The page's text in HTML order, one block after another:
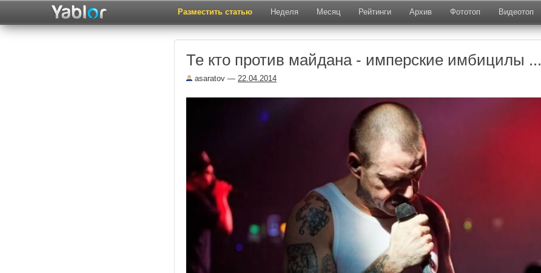
Разместить статью Неделя Месяц Рейтинги Архив Фототоп Видеотоп
Те кто против майдана - имперские имбицилы ...
asaratov — 22.04.2014